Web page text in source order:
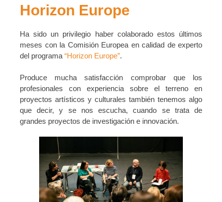
Horizon Europe
Ha sido un privilegio haber colaborado estos últimos
meses con la Comisión Europea en calidad de experto
del programa “Horizon Europe”.
Produce mucha satisfacción comprobar que los
profesionales con experiencia sobre el terreno en
proyectos artísticos y culturales también tenemos algo
que decir, y se nos escucha, cuando se trata de
grandes proyectos de investigación e innovación.